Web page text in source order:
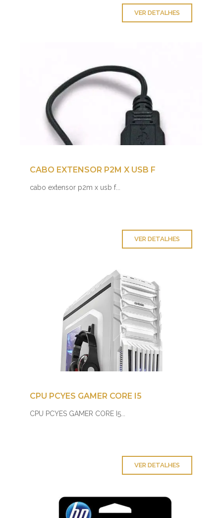
VER DETALHES
CABO EXTENSOR P2M X USB F
cabo extensor p2m x usb f...
VER DETALHES
CPU PCYES GAMER CORE I5
CPU PCYES GAMER CORE I5...
VER DETALHES